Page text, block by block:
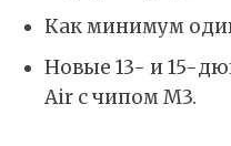
Как минимум
Новые 13- и 15-
Air с чипом M3.